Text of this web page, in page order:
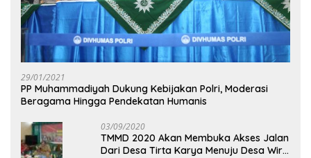
29/01/2021
PP Muhammadiyah Dukung Kebijakan Polri, Moderasi
Beragama Hingga Pendekatan Humanis
03/09/2020
TMMD 2020 Akan Membuka Akses Jalan
Dari Desa Tirta Karya Menuju Desa Wira